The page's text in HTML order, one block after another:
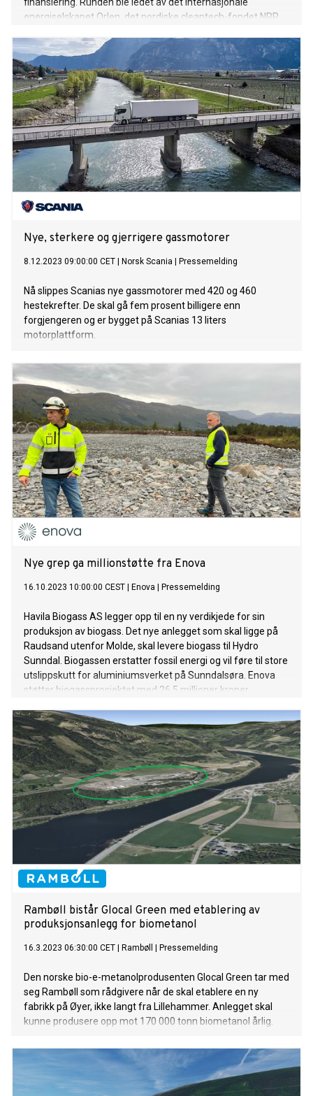
finansiering. Runden ble ledet av det internasjonale
energiselskapet Orlen, det nordiske cleantech-fondet NRP
Investinor, Eviny, Hafslund, Lyse og Sarsia Seed, deltok også i
runden med til sammen 95 millioner NOK.
Nye, sterkere og gjerrigere gassmotorer
8.12.2023 09:00:00 CET Norsk Scania Pressemelding
Nå slippes Scanias nye gassmotorer med 420 og 460
hestekrefter. De skal gå fem prosent billigere enn
forgjengeren og er bygget på Scanias 13 liters
motorplattform.
Nye grep ga millionstøtte fra Enova
16.10.2023 10:00:00 CEST Enova Pressemelding
Havila Biogass AS legger opp til en ny verdikjede for sin
produksjon av biogass. Det nye anlegget som skal ligge på
Raudsand utenfor Molde, skal levere biogass til Hydro
Sunndal. Biogassen erstatter fossil energi og vil føre til store
utslippskutt for aluminiumsverket på Sunndalsøra. Enova
støtter biogassprosjektet med 26,5 millioner kroner.
Rambøll bistår Glocal Green med etablering av
produksjonsanlegg for biometanol
16.3.2023 06:30:00 CET Rambøll Pressemelding
Den norske bio-e-metanolprodusenten Glocal Green tar med
seg Rambøll som rådgivere når de skal etablere en ny
fabrikk på Øyer, ikke langt fra Lillehammer. Anlegget skal
kunne produsere opp mot 170 000 tonn biometanol årlig.